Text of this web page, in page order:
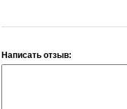
Написать отзыв: